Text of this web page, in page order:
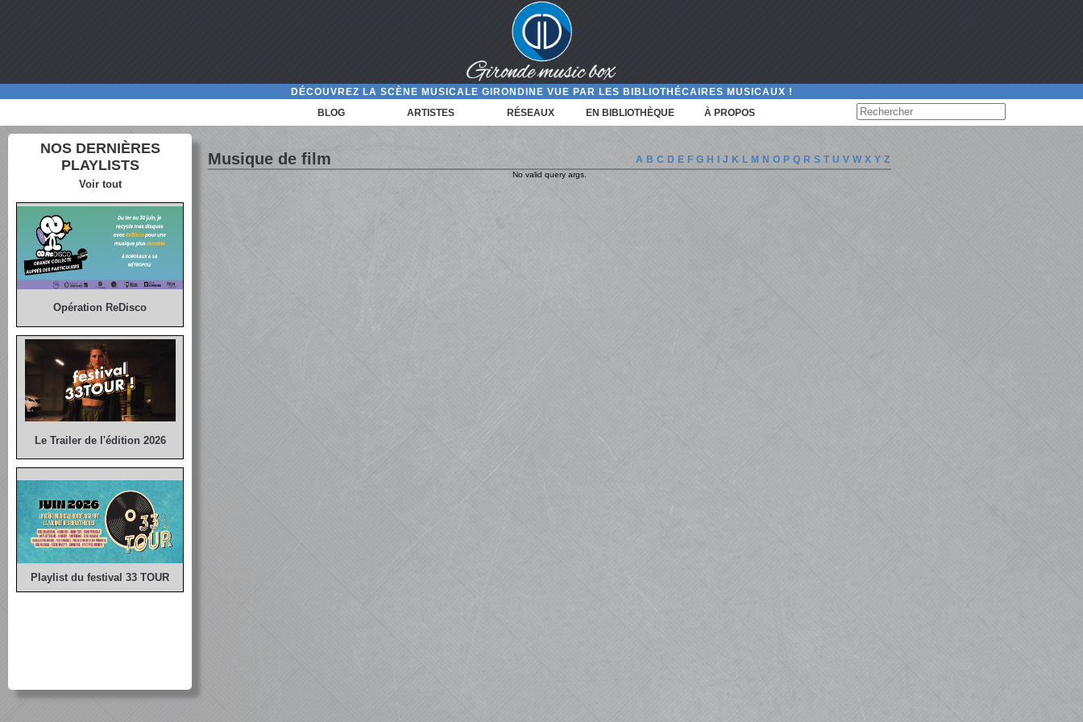
DÉCOUVREZ LA SCÈNE MUSICALE GIRONDINE VUE PAR LES BIBLIOTHÉCAIRES MUSICAUX !
BLOG
ARTISTES RÉSEAUX EN BIBLIOTHÈQUE À PROPOS
NOS DERNIÈRES
PLAYLISTS
Voir tout
Opération ReDisco
Le Trailer de l'édition 2026
Playlist du festival 33 TOUR
Musique de film A B C D E F G H I J K L M N O P Q R S T U V W X Y Z
No valid query args.